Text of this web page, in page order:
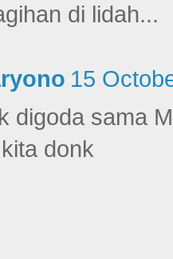
di lidah...
15
digoda sama
donk